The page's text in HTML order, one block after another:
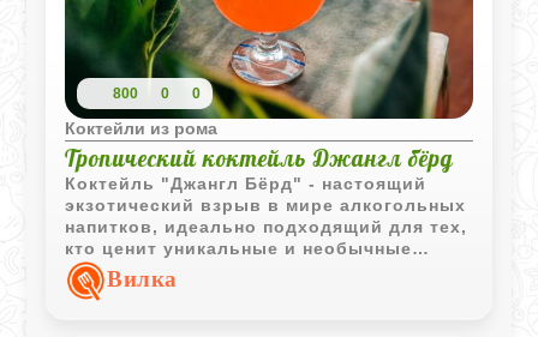
800 0 0
Коктейли из рома
Тропический коктейль Джангл бёрд
Коктейль "Джангл Бёрд" - настоящий
экзотический взрыв в мире алкогольных
напитков, идеально подходящий для тех,
кто ценит уникальные и необычные
вкусовые сочетания.
Вилка